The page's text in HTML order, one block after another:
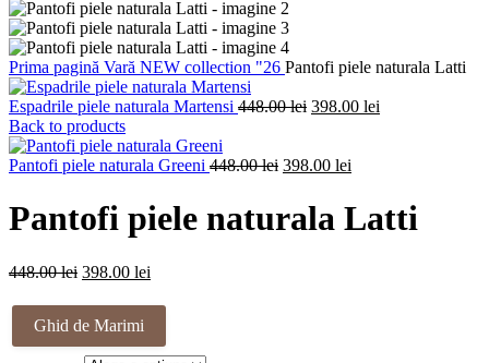
Prima pagină Vară NEW collection "26 Pantofi piele naturala Latti
Espadrile piele naturala Martensi 448.00lei Prețul
fost:
398.00 lei
Back to products
Pantofi piele naturala Greeni 448.00lei Prețul
fost:
398.00 lei
este:
398.00 lei.
Pantofi piele naturala Latti
448.00lei Prețul
a
fost:
448.00 lei.
398.00 lei
este:
Ghid de Marimi